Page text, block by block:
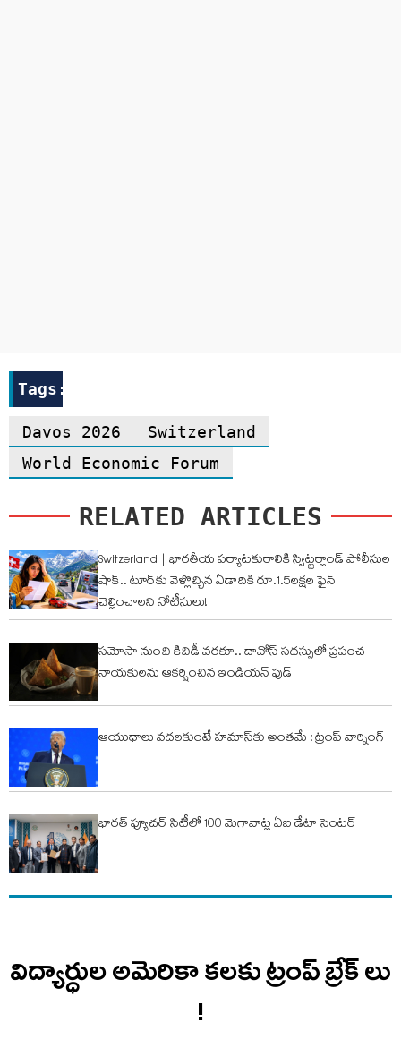
Tags:
Davos 2026
Switzerland
World Economic Forum
RELATED ARTICLES
Switzerland | భారతీయ పర్యాటకురాలికి స్విట్జర్లాండ్ పోలీసుల
షాక్.. టూర్‌కు వెళ్లొచ్చిన ఏడాదికి రూ.1.5లక్షల ఫైన్
చెల్లించాలని నోటీసులు!
సమోసా నుంచి కిచిడీ వరకూ.. దావోస్‌ సదస్సులో ప్రపంచ
నాయకులను ఆకర్షించిన ఇండియన్‌ ఫుడ్‌
ఆయుధాలు వదలకుంటే హమాస్‌కు అంతమే : ట్రంప్‌ వార్నింగ్‌
భారత్ ఫ్యూచర్ సిటీలో 100 మెగావాట్ల ఏఐ డేటా సెంటర్
విద్యార్ధుల అమెరికా కలకు ట్రంప్ బ్రేక్ లు
!